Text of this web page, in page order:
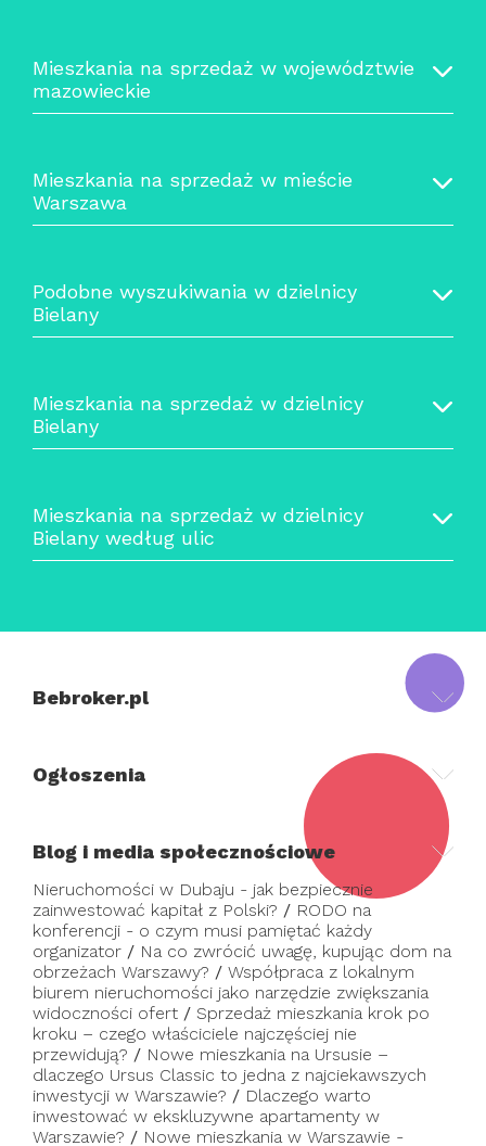
Mieszkania na sprzedaż w województwie
mazowieckie
Mieszkania na sprzedaż w mieście
Warszawa
Podobne wyszukiwania w dzielnicy
Bielany
Mieszkania na sprzedaż w dzielnicy
Bielany
Mieszkania na sprzedaż w dzielnicy
Bielany według ulic
Bebroker.pl
Ogłoszenia
Blog i media społecznościowe
Nieruchomości w Dubaju - jak bezpiecznie
zainwestować kapitał z Polski? / RODO na
konferencji - o czym musi pamiętać każdy
organizator / Na co zwrócić uwagę, kupując dom na
obrzeżach Warszawy? / Współpraca z lokalnym
biurem nieruchomości jako narzędzie zwiększania
widoczności ofert / Sprzedaż mieszkania krok po
kroku – czego właściciele najczęściej nie
przewidują? / Nowe mieszkania na Ursusie –
dlaczego Ursus Classic to jedna z najciekawszych
inwestycji w Warszawie? / Dlaczego warto
inwestować w ekskluzywne apartamenty w
Warszawie? / Nowe mieszkania w Warszawie -